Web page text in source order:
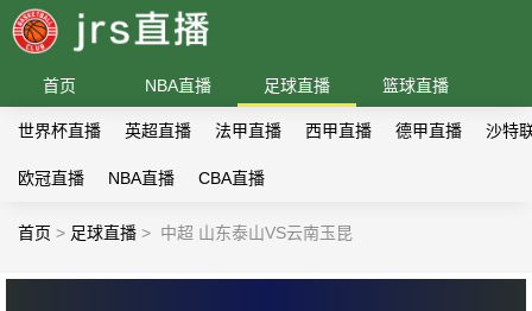
首页 NBA直播 足球直播 篮球直播
世界杯直播 英超直播 法甲直播 西甲直播 德甲直播 沙特
欧冠直播 NBA直播 CBA直播
首页 > 足球直播 > 中超 山东泰山VS云南玉昆